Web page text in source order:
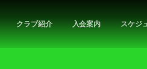
クラブ紹介 入会案内 スケジ